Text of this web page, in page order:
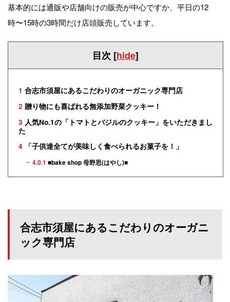
基本的には通販や店舗向けの販売が中心ですか、平日の12
時〜15時の3時間だけ店頭販売しています。
目次 [hide]
1 合志市須屋にあるこだわりのオーガニック専門店
2 贈り物にも喜ばれる無添加野菜クッキー！
3 人気No.1の「トマトとバジルのクッキー」をいただきまし
た
4 「子供達全てが美味しく食べられるお菓子を！」
4.0.1 ■bake shop 母野思(はやし)■
合志市須屋にあるこだわりのオーガニ
ック専門店